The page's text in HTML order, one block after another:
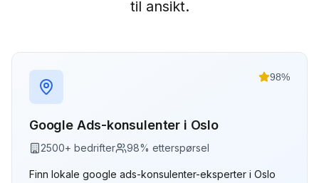
til ansikt.
98%
Google Ads-konsulenter i Oslo
2500+ bedrifter 98% etterspørsel
Finn lokale google ads-konsulenter-eksperter i Oslo